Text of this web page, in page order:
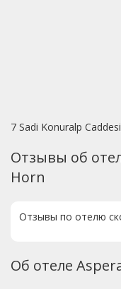
7 Sadi Konuralp
Отзывы об
Horn
Отзывы по отелю
Об отеле